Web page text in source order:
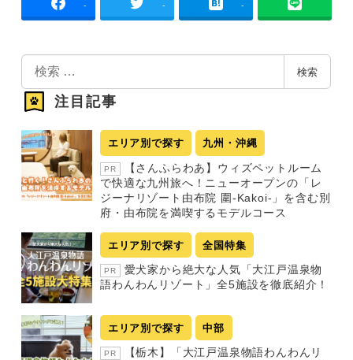
- - -
索
検索
注目記事
エリア別で探す 九州・沖縄
PR
【さんふらわあ】ウィズペットルーム
で快適な九州旅へ！ニューオープンの「レ
ジーナリゾート由布院 圍-Kakoi-」を含む別
府・由布院を満喫するモデルコース
エリア別で探す 全国特集
PR
愛犬家から絶大な人気「大江戸温泉物
語わんわんリゾート」全5施設を徹底紹介！
エリア別で探す 中部
PR
【栃木】「大江戸温泉物語わんわんリ